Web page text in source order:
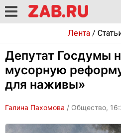
Лента/
Депутат Госдумы
мусорную
для наживы»
Галина Пахомова / Общество,